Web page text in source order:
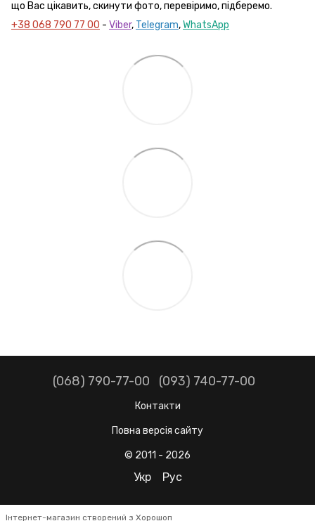
що Вас цікавить, скинути фото, перевіримо, підберемо.
+38 068 790 77 00 - Viber, Telegram,WhatsApp
(068) 790-77-00 (093) 740-77-00
Контакти
Повна версія сайту
© 2011 - 2026
Укр Рус
Інтернет-магазин створений з Хорошоп